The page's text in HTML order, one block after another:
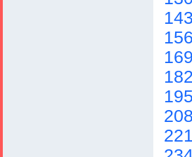
143
156
169
182
195
208
221